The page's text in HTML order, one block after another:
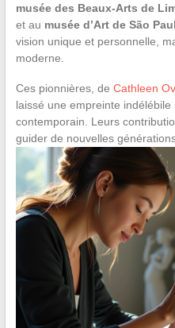
musée des Beaux-Arts de
et au musée d’Art de São
vision unique et personnelle,
moderne.
Ces pionnières, de Cathleen
laissé une empreinte indélébile
contemporain. Leurs
guider de nouvelles